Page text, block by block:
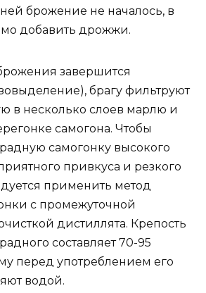
брожение не началось, в
добавить дрожжи.
завершится
брагу фильтруют
в несколько слоев марлю и
самогона. Чтобы
самогонку высокого
привкуса и резкого
применить метод
с промежуточной
дистиллята. Крепость
составляет 70-95
перед употреблением его
водой.